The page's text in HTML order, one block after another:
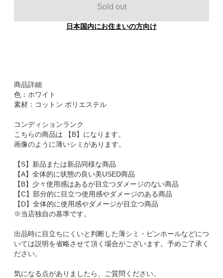
Sold out
日本国内にお住まいの方向け
商品詳細
色：ホワイト
素材：コットン ポリエステル
コンディションランク
こちらの商品は 【B】になります。
画像のように薄いシミがあります。
【S】新品または新品同様な商品
【A】全体的に状態の良い美USED商品
【B】少々使用感はあるが目立つダメージのない商品
【C】部分的に目立つ使用感やダメージのある商品
【D】全体的に使用感やダメージが目立つ商品
※当店独自の基準です。
出品時に目立ちにくいと判断した薄シミ・ピンホールなどにつ
いては説明を省略させて頂く場合がございます。予めご了承く
ださい。
気になる点がありましたら、ご質問ください。